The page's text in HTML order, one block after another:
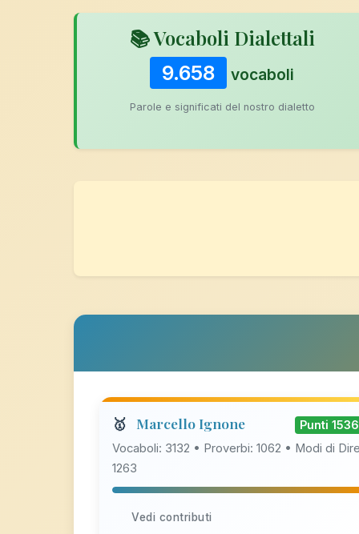
📚 Vocaboli Dialettali
9.658 vocaboli
Parole e significati del nostro dialetto
🥇 Marcello Ignone Punti
Vocaboli: 3132 • Proverbi: 1062 • Modi di
1263
Vedi contributi